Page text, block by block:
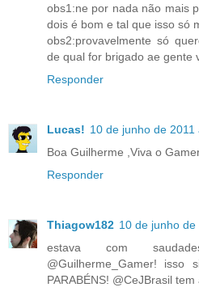
obs1:ne por nada não mais
dois é bom e tal que isso só
obs2:provavelmente só
de qual for brigado ae gente
Responder
Lucas! 10 de junho de 2011
Boa Guilherme ,Viva o
Responder
Thiagow182 10 de junho de
estava com
@Guilherme_Gamer! isso
PARABÉNS! @CeJBrasil